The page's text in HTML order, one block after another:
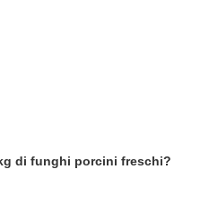
di funghi porcini freschi?